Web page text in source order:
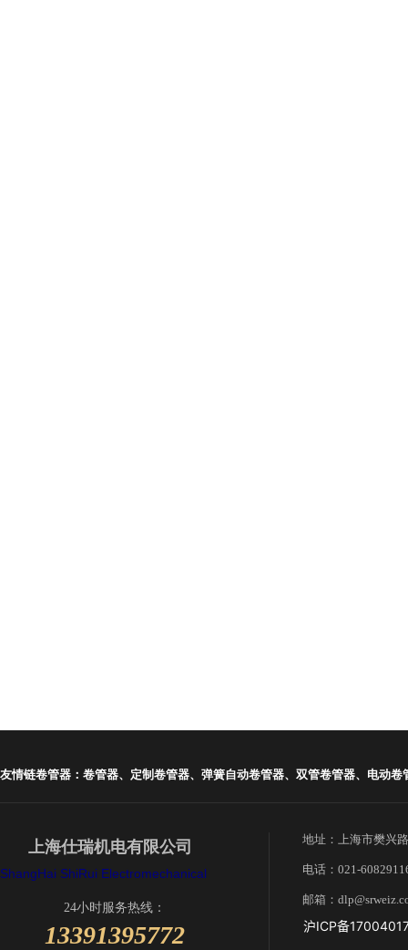
友情链卷管器：卷管器、定制卷管器、弹簧自动卷管器、双管卷管器、电动
上海仕瑞机电有限公司
ShangHai ShiRui Electromechanical
Electromechanical Co., Ltd.
24小时服务热线：
13391395772
地址：上海市樊兴
电话：021-
邮箱：
沪ICP备